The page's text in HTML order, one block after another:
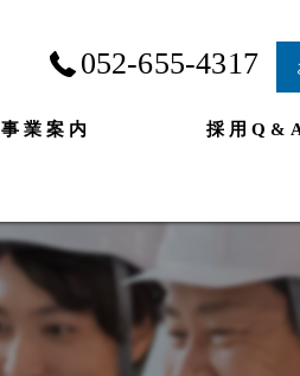
052-655-4317
事業案内 採用